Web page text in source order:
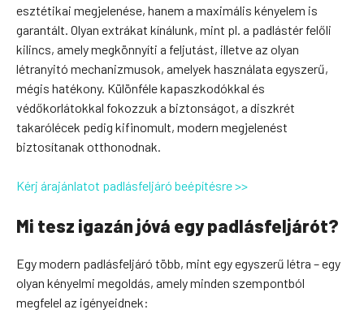
esztétikai megjelenése, hanem a maximális kényelem is
garantált. Olyan extrákat kínálunk, mint pl. a padlástér felőli
kilincs, amely megkönnyíti a feljutást, illetve az olyan
létranyitó mechanizmusok, amelyek használata egyszerű,
mégis hatékony. Különféle kapaszkodókkal és
védőkorlátokkal fokozzuk a biztonságot, a diszkrét
takarólécek pedig kifinomult, modern megjelenést
biztosítanak otthonodnak.
Kérj árajánlatot padlásfeljáró beépítésre >>
Mi tesz igazán jóvá egy padlásfeljárót?
Egy modern padlásfeljáró több, mint egy egyszerű létra – egy
olyan kényelmi megoldás, amely minden szempontból
megfelel az igényeidnek: